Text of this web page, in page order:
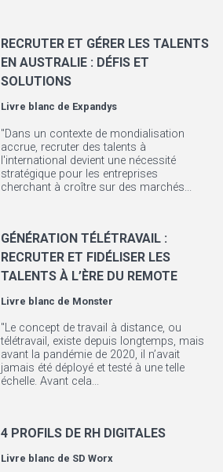
RECRUTER ET GÉRER LES TALENTS
EN AUSTRALIE : DÉFIS ET
SOLUTIONS
Livre blanc de Expandys
"Dans un contexte de mondialisation
accrue, recruter des talents à
l'international devient une nécessité
stratégique pour les entreprises
cherchant à croître sur des marchés...
GÉNÉRATION TÉLÉTRAVAIL :
RECRUTER ET FIDÉLISER LES
TALENTS À L’ÈRE DU REMOTE
Livre blanc de Monster
"Le concept de travail à distance, ou
télétravail, existe depuis longtemps, mais
avant la pandémie de 2020, il n’avait
jamais été déployé et testé à une telle
échelle. Avant cela...
4 PROFILS DE RH DIGITALES
Livre blanc de SD Worx